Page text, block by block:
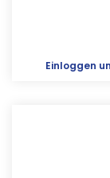
Einloggen